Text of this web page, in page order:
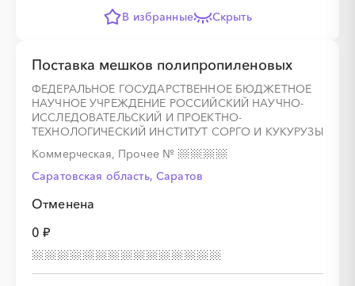
В избранные Скрыть
Поставка мешков полипропиленовых
ФЕДЕРАЛЬНОЕ ГОСУДАРСТВЕННОЕ БЮДЖЕТНОЕ
НАУЧНОЕ УЧРЕЖДЕНИЕ РОССИЙСКИЙ НАУЧНО-
ИССЛЕДОВАТЕЛЬСКИЙ И ПРОЕКТНО-
ТЕХНОЛОГИЧЕСКИЙ ИНСТИТУТ СОРГО И КУКУРУЗЫ
Коммерческая, Прочее №
Саратовская область, Саратов
Отменена
0 ₽